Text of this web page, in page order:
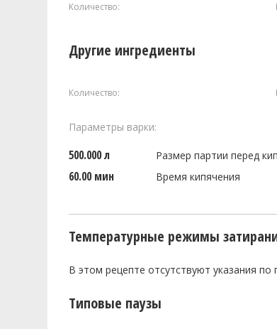
Количество:
Другие ингредиенты
Количество:
Параметры варки:
500.000 л Размер партии перед
60.00 мин Время кипячения
Температурные режимы
В этом рецепте отсутствуют указания
Типовые паузы